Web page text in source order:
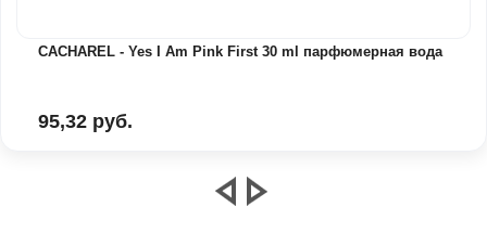
CACHAREL - Yes I Am Pink First 30 ml парфюмерная вода
95,32 руб.